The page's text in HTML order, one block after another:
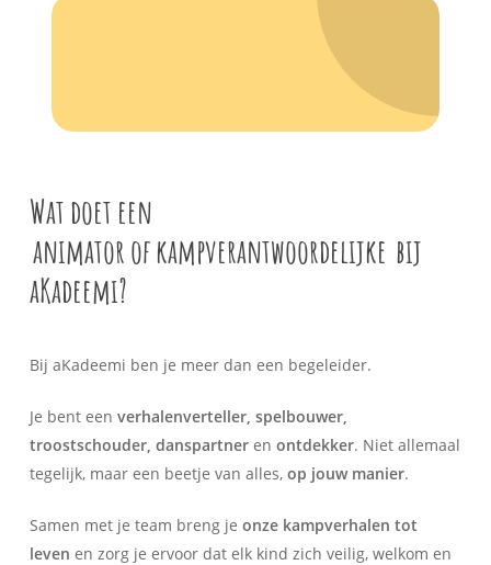
Wat doet een
animator of kampverantwoordelijke bij
aKadeemi?
Bij aKadeemi ben je meer dan een begeleider.
Je bent een verhalenverteller, spelbouwer,
troostschouder, danspartneren ontdekker. Niet allemaal
tegelijk, maar een beetje van alles, op jouw manier.
Samen met je team breng je onze kampverhalen tot
leven en zorg je ervoor dat elk kind zich veilig, welkom en